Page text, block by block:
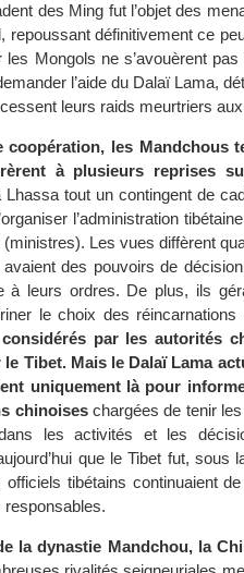
des Ming fut l’objet des
repoussant définitivement ce
Mongols ne s’avouèrent
l’aide du Dalaï Lama,
leurs raids meurtriers
coopération, les Mandchous
à plusieurs reprises
Lhassa tout un contingent de
l’administration
Les vues diffèrent
des pouvoirs de
à leurs ordres. De plus, ils
le choix des
considérés par les autorités
Tibet. Mais le Dalaï Lama
uniquement là pour
chinoiseschargées de tenir
les activités et les
que le Tibet fut,
officiels tibétains continuaient
responsables.
la dynastie Mandchou, la